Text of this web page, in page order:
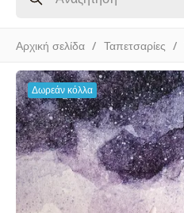
Αρχική σελίδα Ταπετσαρίες
Δωρεάν κόλλα